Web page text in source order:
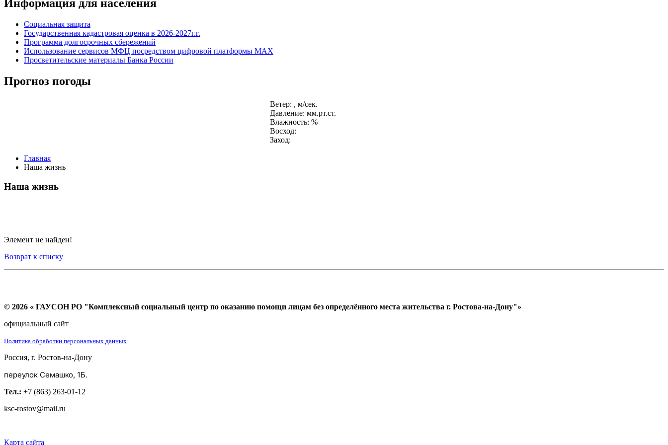
Информация для населения
Социальная защита
Государственная кадастровая оценка в 2026-2027г.г.
Программа долгосрочных сбережений
Использование сервисов МФЦ посредством цифровой платформы MAX
Просветительские материалы Банка России
Прогноз погоды
Ветер: , м/сек.
Давление: мм.рт.ст.
Влажность: %
Восход:
Заход:
Главная
Наша жизнь
Наша жизнь
Элемент не найден!
Возврат к списку
© 2026 « ГАУСОН РО "Комплексный социальный центр по оказанию помощи лицам без определённого места жительства г. Ростова-на-Дону"»
официальный сайт
Политика обработки персональных данных
Россия, г. Ростов-на-Дону
переулок Семашко, 1Б.
Тел.: +7 (863) 263-01-12
ksc-rostov@mail.ru
Карта сайта